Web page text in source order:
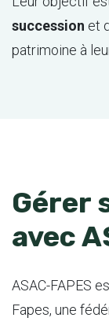
succession et
patrimoine à
Gérer
avec
ASAC-FAPES est un cabinet de courtage rattaché à la
Fapes, une